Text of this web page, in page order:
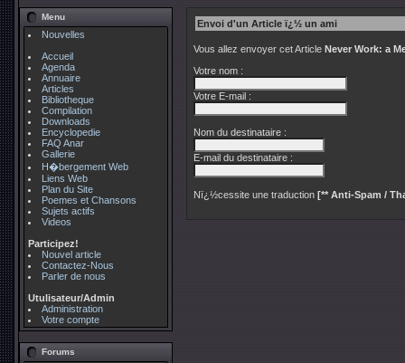
Menu
Nouvelles
Accueil
Agenda
Annuaire
Articles
Bibliotheque
Compilation
Downloads
Encyclopedie
FAQ Anar
Gallerie
H�bergement Web
Liens Web
Plan du Site
Poemes et Chansons
Sujets actifs
Videos
Participez!
Nouvel article
Contactez-Nous
Parler de nous
Utulisateur/Admin
Administration
Votre compte
Forums
Envoi d'un Article ï¿½ un ami
Vous allez envoyer cet Article Never Work: a
Votre nom :
Votre E-mail :
Nom du destinataire :
E-mail du destinataire :
Nï¿½cessite une traduction [** Anti-Spam /